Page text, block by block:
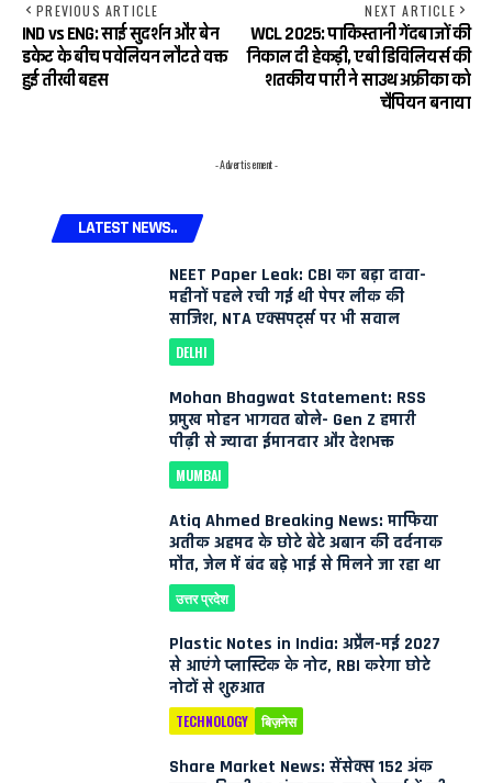
PREVIOUS ARTICLE
IND vs ENG: साई सुदर्शन और बेन
डकेट के बीच पवेलियन लौटते वक्त
हुई तीखी बहस
NEXT ARTICLE
WCL 2025: पाकिस्तानी गेंदबाजों की
निकाल दी हेकड़ी, एबी डिविलियर्स की
शतकीय पारी ने साउथ अफ्रीका को
चैंपियन बनाया
- Advertisement -
LATEST NEWS..
NEET Paper Leak: CBI का बड़ा दावा-
महीनों पहले रची गई थी पेपर लीक की
साजिश, NTA एक्सपर्ट्स पर भी सवाल
DELHI
Mohan Bhagwat Statement: RSS
प्रमुख मोहन भागवत बोले- Gen Z हमारी
पीढ़ी से ज्यादा ईमानदार और देशभक्त
MUMBAI
Atiq Ahmed Breaking News: माफिया
अतीक अहमद के छोटे बेटे अबान की दर्दनाक
मौत, जेल में बंद बड़े भाई से मिलने जा रहा था
उत्तर प्रदेश
Plastic Notes in India: अप्रैल-मई 2027
से आएंगे प्लास्टिक के नोट, RBI करेगा छोटे
नोटों से शुरुआत
TECHNOLOGY बिज़नेस
Share Market News: सेंसेक्स 152 अंक